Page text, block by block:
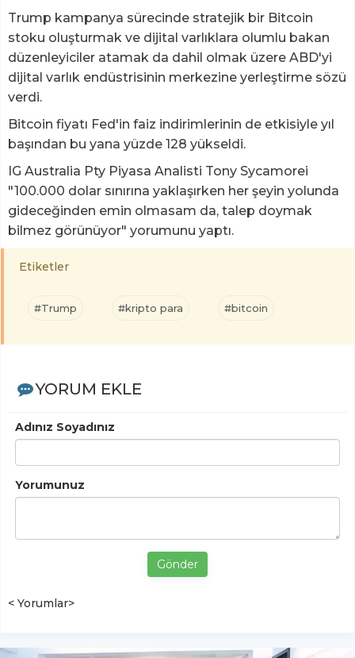
Trump kampanya sürecinde stratejik bir Bitcoin
stoku oluşturmak ve dijital varlıklara olumlu bakan
düzenleyiciler atamak da dahil olmak üzere ABD'yi
dijital varlık endüstrisinin merkezine yerleştirme sözü
verdi.
Bitcoin fiyatı Fed'in faiz indirimlerinin de etkisiyle yıl
başından bu yana yüzde 128 yükseldi.
IG Australia Pty Piyasa Analisti Tony Sycamorei
"100.000 dolar sınırına yaklaşırken her şeyin yolunda
gideceğinden emin olmasam da, talep doymak
bilmez görünüyor" yorumunu yaptı.
Etiketler
#Trump #kripto para #bitcoin
YORUM EKLE
Adınız Soyadınız
Yorumunuz
Gönder
< Yorumlar>